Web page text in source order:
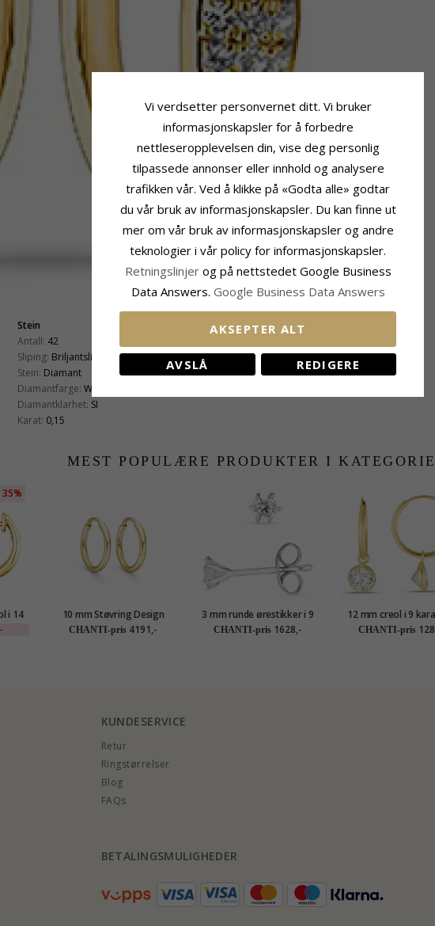
Stein
Antall: 42
Sliping: Briljantslipt
Stein: Diamant
Diamantfarge: Wesselton
Diamantklarhet: SI
Karat: 0,15
Størrelse
Bredde:3,1 mm
Dybde:12,5 mm
MEST POPULÆRE PRODUKTER I
35%
i 14
10 mm Støvring Design
creol i 14 karat gull
CHANTI-pris 4191,-
3 mm runde ørestikker i 9
karat hvitt gull med zirkon
CHANTI-pris 1628,-
12 mm creol i 9
med zirkon -
Collection
CHANTI-pris
KUNDESERVICE
Retur
Ringstørrelser
Blog
FAQs
BETALINGSMULIGHEDER
Vi verdsetter personvernet ditt. Vi bruker
informasjonskapsler for å forbedre
nettleseropplevelsen din, vise deg personlig
tilpassede annonser eller innhold og analysere
trafikken vår. Ved å klikke på «Godta alle» godtar
du vår bruk av informasjonskapsler. Du kan finne ut
mer om vår bruk av informasjonskapsler og andre
teknologier i vår policy for informasjonskapsler.
Retningslinjer og på nettstedet Google Business
Data Answers. Google Business Data Answers
AKSEPTER ALT
AVSLÅ REDIGERE